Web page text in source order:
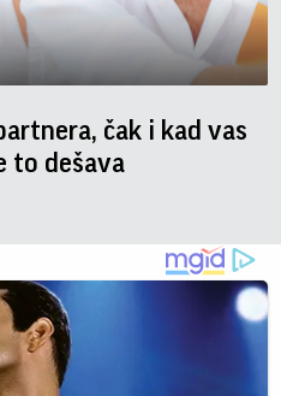
čak i kad vas
to dešava